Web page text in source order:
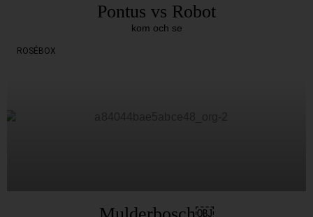
Pontus vs Robot
kom och se
ROSÉBOX